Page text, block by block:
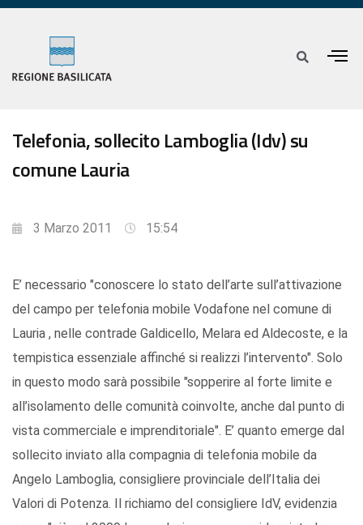
Telefonia, sollecito Lamboglia (Idv) su
comune Lauria
3 Marzo 2011 15:54
E’ necessario "conoscere lo stato dell’arte sull’attivazione
del campo per telefonia mobile Vodafone nel comune di
Lauria , nelle contrade Galdicello, Melara ed Aldecoste, e la
tempistica essenziale affinché si realizzi l’intervento". Solo
in questo modo sarà possibile "sopperire al forte limite e
all’isolamento delle comunità coinvolte, anche dal punto di
vista commerciale e imprenditoriale". E’ quanto emerge dal
sollecito inviato alla compagnia di telefonia mobile da
Angelo Lamboglia, consigliere provinciale dell’Italia dei
Valori di Potenza. Il richiamo del consigliere IdV, evidenzia